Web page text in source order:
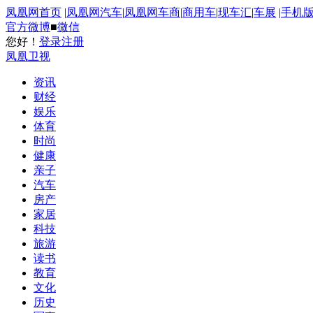
凤凰网首页 |凤凰网汽车|凤凰网车商|商用车|现车汇|车展 |手机版
官方微博■微信
您好！ 登录注册
凤凰卫视
资讯
财经
娱乐
体育
时尚
健康
亲子
汽车
房产
家居
科技
旅游
读书
教育
文化
历史